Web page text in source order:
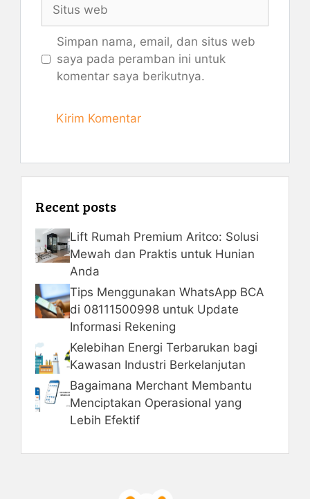
web
Simpan nama, email, dan situs web
saya pada peramban ini untuk
komentar saya berikutnya.
Recent posts
Lift Rumah Premium Aritco: Solusi
Mewah dan Praktis untuk Hunian
Anda
Tips Menggunakan WhatsApp BCA
di 08111500998 untuk Update
Informasi Rekening
Kelebihan Energi Terbarukan bagi
Kawasan Industri Berkelanjutan
Bagaimana Merchant Membantu
Menciptakan Operasional yang
Lebih Efektif